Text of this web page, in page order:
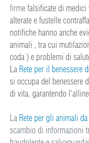
firmefalsificate di medici
alterate e fustelle
notifiche hanno anche
animali , tra cui
coda ) e problemi di
La Rete per il benessere
si occupa del benessere
di vita, garantendo
La Rete per gli animali
scambio di informazioni